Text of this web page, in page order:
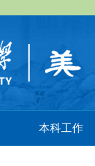
本科工作